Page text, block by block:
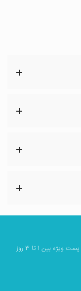
سفارش های شما برای مرکز استان ها، با پست ویژه بین 1 تا 3 روز